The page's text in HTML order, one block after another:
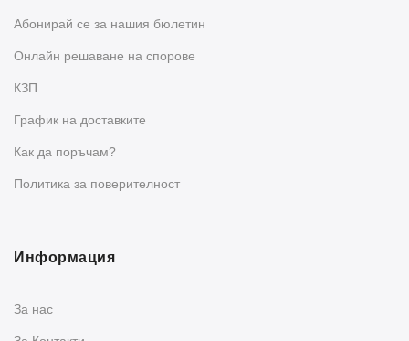
Абонирай се за нашия бюлетин
Oнлайн решаване на спорове
КЗП
График на доставките
Как да поръчам?
Политика за поверителност
Информация
За нас